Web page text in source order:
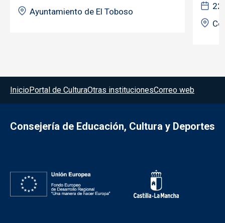
Ayuntamiento de El Toboso
Menú del pie
InicioPortal de CulturaOtras institucionesCorreo web
Consejería de Educación, Cultura y Deportes